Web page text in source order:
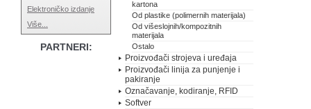
kartona
Od plastike (polimernih materijala)
Od višeslojnih/kompozitnih
materijala
Ostalo
Proizvođači strojeva i uređaja
Proizvođači linija za punjenje i
pakiranje
Označavanje, kodiranje, RFID
Softver
Elektroničko izdanje
Više...
PARTNERI: